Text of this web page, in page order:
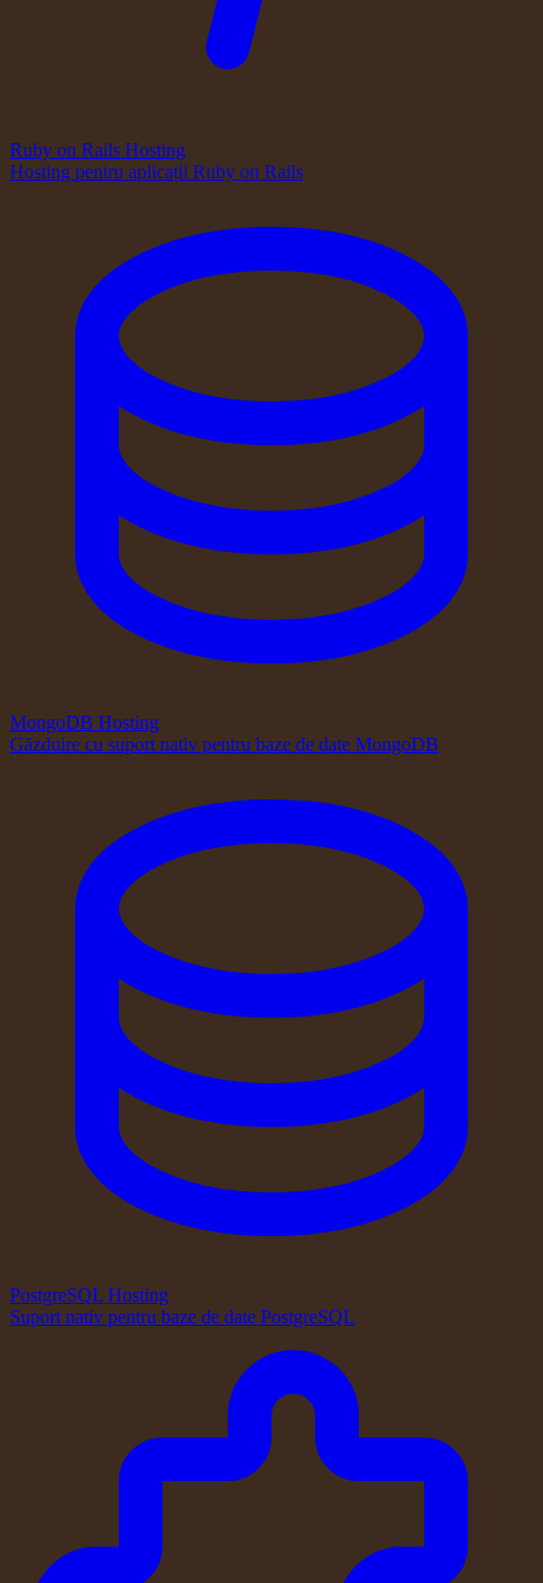
Ruby on Rails Hosting
Hosting pentru aplicații Ruby on Rails
MongoDB Hosting
Găzduire cu suport nativ pentru baze de date MongoDB
PostgreSQL Hosting
Suport nativ pentru baze de date PostgreSQL